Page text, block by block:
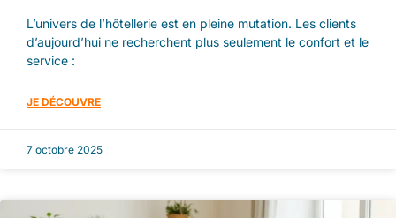
L’univers de l’hôtellerie est en pleine mutation. Les clients
d’aujourd’hui ne recherchent plus seulement le confort et le
service :
JE DÉCOUVRE
7 octobre 2025